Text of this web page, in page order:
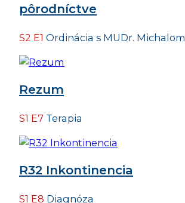
pôrodníctve
S2 E1 Ordinácia s MUDr. Michalom
Rezum
S1 E7 Terapia
R32 Inkontinencia
S1 E8 Diagnóza